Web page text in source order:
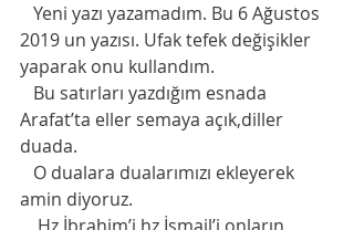
2019 un yazısı. Ufak tefek değişikler
yaparak onu kullandım.
Arafat’ta eller semaya açık,diller
duada.
amin diyoruz.